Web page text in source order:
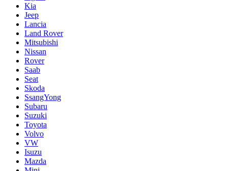
Kia
Jeep
Lancia
Land Rover
Mitsubishi
Nissan
Rover
Saab
Seat
Skoda
SsangYong
Subaru
Suzuki
Toyota
Volvo
VW
Isuzu
Mazda